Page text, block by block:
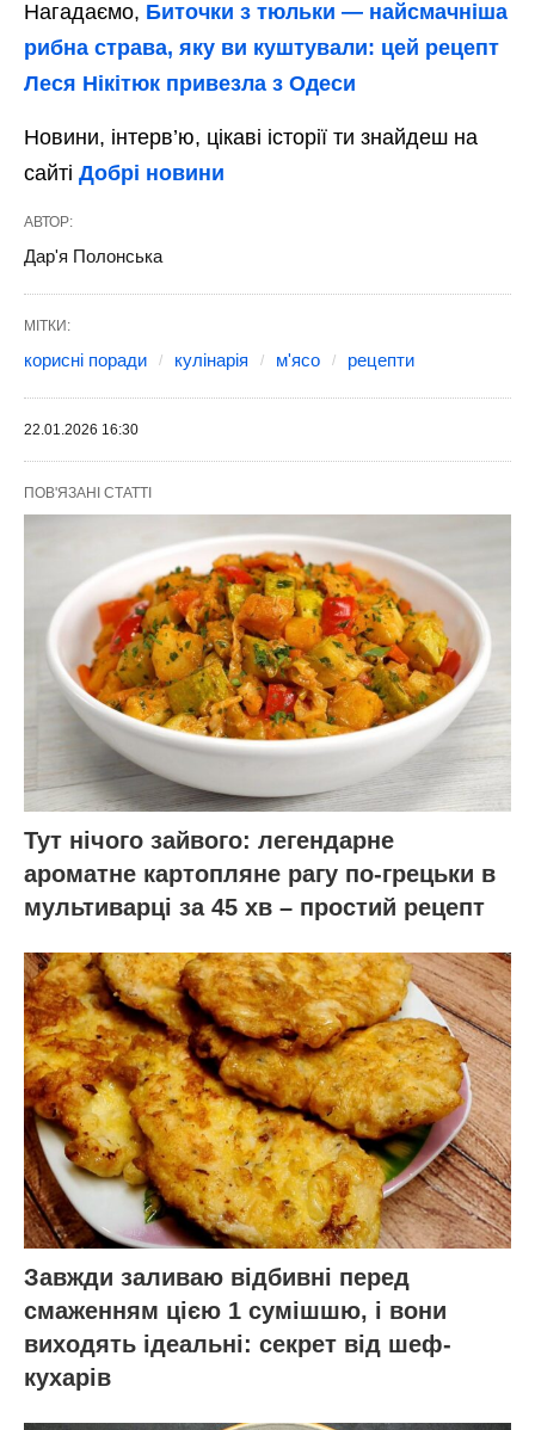
Нагадаємо, Биточки з тюльки — найсмачніша
рибна страва, яку ви куштували: цей рецепт
Леся Нікітюк привезла з Одеси
Новини, інтерв’ю, цікаві історії ти знайдеш на
сайті Добрі новини
АВТОР:
Дар'я Полонська
МІТКИ:
корисні поради кулінарія м'ясо рецепти
22.01.2026 16:30
ПОВ'ЯЗАНІ СТАТТІ
Тут нічого зайвого: легендарне
ароматне картопляне рагу по-грецьки в
мультиварці за 45 хв – простий рецепт
Завжди заливаю відбивні перед
смаженням цією 1 сумішшю, і вони
виходять ідеальні: секрет від шеф-
кухарів